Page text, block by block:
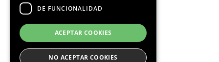
Media Partners
DE FUNCIONALIDAD
ACEPTAR COOKIES
NO ACEPTAR COOKIES